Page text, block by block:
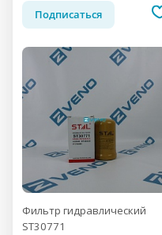
Подписаться
Фильтр гидравлический
ST30771